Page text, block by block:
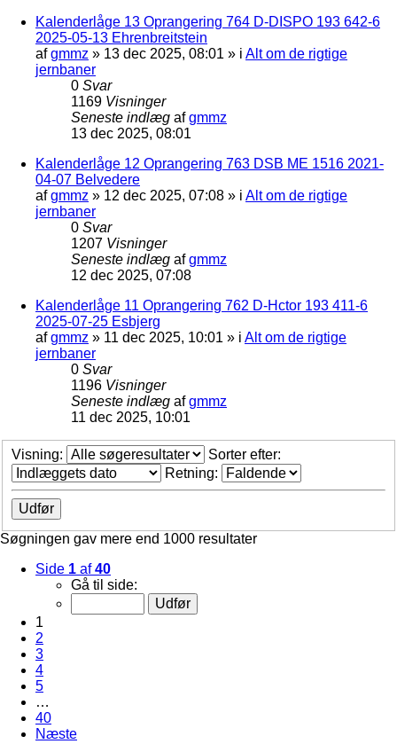
Kalenderlåge 13 Oprangering 764 D-DISPO 193 642-6
2025-05-13 Ehrenbreitstein
afgmmz » 13 dec 2025, 08:01 » i Alt om de rigtige
jernbaner
0 Svar
1169 Visninger
Seneste indlæg afgmmz
13 dec 2025, 08:01
Kalenderlåge 12 Oprangering 763 DSB ME 1516 2021-
04-07 Belvedere
afgmmz » 12 dec 2025, 07:08 » i Alt om de rigtige
jernbaner
0 Svar
1207 Visninger
Seneste indlæg afgmmz
12 dec 2025, 07:08
Kalenderlåge 11 Oprangering 762 D-Hctor 193 411-6
2025-07-25 Esbjerg
afgmmz » 11 dec 2025, 10:01 » i Alt om de rigtige
jernbaner
0 Svar
1196 Visninger
Seneste indlæg afgmmz
11 dec 2025, 10:01
Visning:
Sorter efter:
Retning:
Søgningen gav mere end 1000 resultater
Side 1 af40
Gå til side:
1
2
3
4
5
…
40
Næste